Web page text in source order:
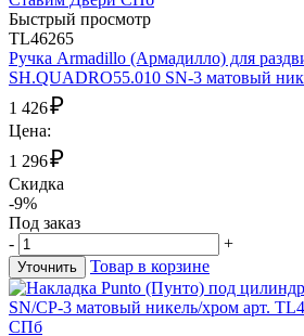
Быстрый просмотр
TL46265
Ручка Armadillo (Армадилло) для
SH.QUADRO55.010 SN-3 матовый
1 426₽
Цена:
1 296₽
Скидка
-9%
Под заказ
-
+
Уточнить Товар в корзине